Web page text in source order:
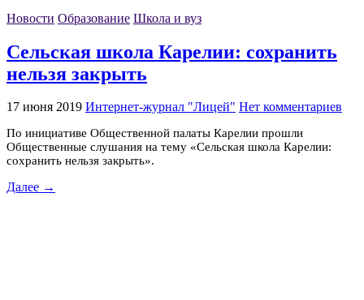
Новости Образование Школа и вуз
Сельская школа Карелии: сохранить
нельзя закрыть
17 июня 2019 Интернет-журнал "Лицей" Нет комментариев
По инициативе Общественной палаты Карелии прошли
Общественные слушания на тему «Сельская школа Карелии:
сохранить нельзя закрыть».
Далее →